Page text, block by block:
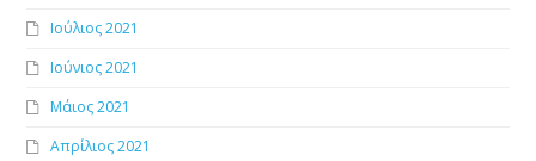
Ιούλιος 2021
Ιούνιος 2021
Μάιος 2021
Απρίλιος 2021